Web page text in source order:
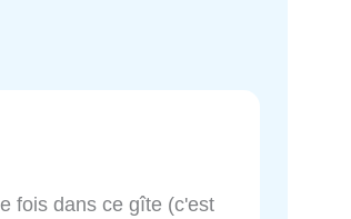
fois dans ce gîte (c'est